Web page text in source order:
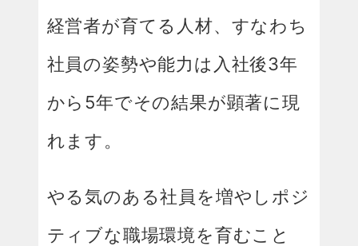
経営者が育てる人材、すなわち
社員の姿勢や能力は入社後3年
から5年でその結果が顕著に現
れます。
やる気のある社員を増やしポジ
ティブな職場環境を育むこと